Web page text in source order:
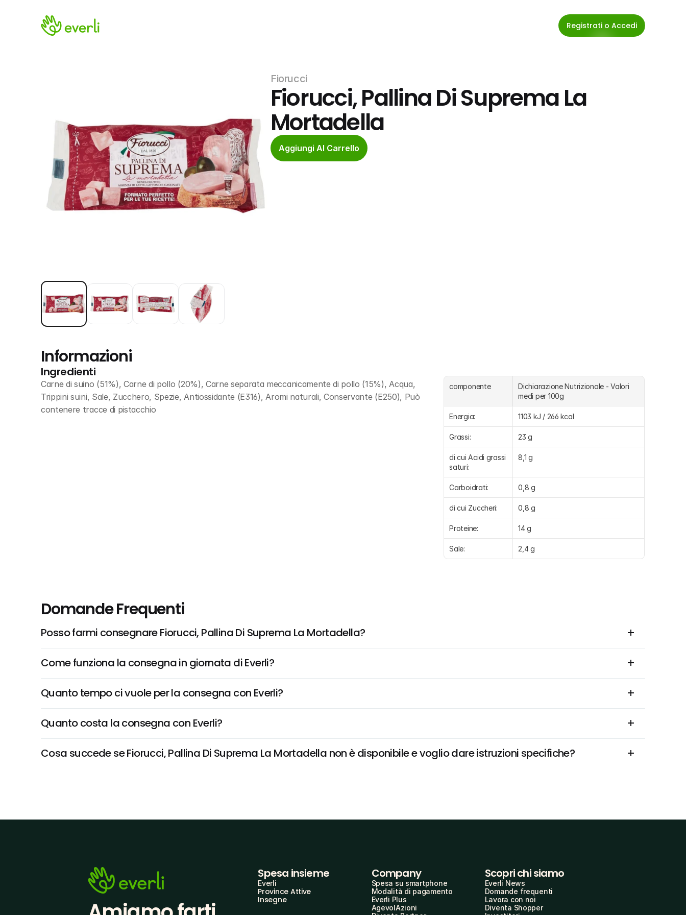
Registrati o Accedi
Fiorucci
Fiorucci, Pallina Di Suprema La
Mortadella
Aggiungi Al Carrello
Informazioni
Ingredienti
Carne di suino (51%), Carne di pollo (20%), Carne separata meccanicamente di pollo (15%), Acqua,
Trippini suini, Sale, Zucchero, Spezie, Antiossidante (E316), Aromi naturali, Conservante (E250), Può
contenere tracce di pistacchio
componente
Dichiarazione Nutrizionale - Valori
medi per 100g
Energia: 1103 kJ / 266 kcal
Grassi: 23 g
di cui Acidi grassi
saturi:
8,1 g
Carboidrati: 0,8 g
di cui Zuccheri: 0,8 g
Proteine: 14 g
Sale: 2,4 g
Domande Frequenti
Posso farmi consegnare Fiorucci, Pallina Di Suprema La Mortadella?
Come funziona la consegna in giornata di Everli?
Quanto tempo ci vuole per la consegna con Everli?
Quanto costa la consegna con Everli?
Cosa succede se Fiorucci, Pallina Di Suprema La Mortadella non è disponibile e voglio dare istruzioni specifiche?
Spesa insieme
Everli
Province Attive
Insegne
Company
Spesa su smartphone
Modalità di pagamento
Everli Plus
AgevolAzioni
Scopri chi siamo
Everli News
Domande frequenti
Lavora con noi
Diventa Shopper